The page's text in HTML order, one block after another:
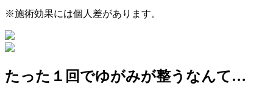
※施術効果には個人差があります。
たった１回でゆがみが整うなんて…